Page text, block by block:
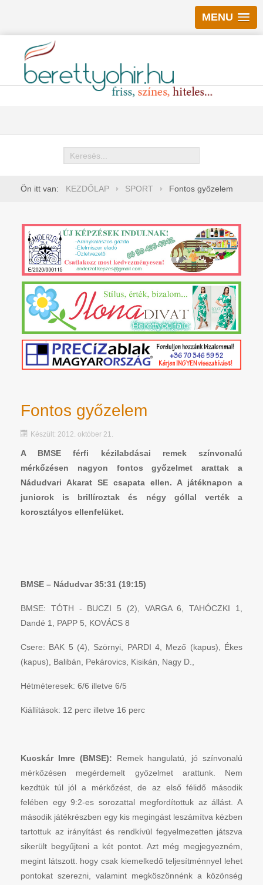
MENU
Keresés
Ön itt van: KEZDŐLAP SPORT Fontos győzelem
Fontos győzelem
Készült: 2012. október 21.
A BMSE férfi kézilabdásai remek színvonalú
mérkőzésen nagyon fontos győzelmet arattak a
Nádudvari Akarat SE csapata ellen. A játéknapon a
juniorok is brillíroztak és négy góllal verték a
korosztályos ellenfelüket.
BMSE – Nádudvar 35:31 (19:15)
BMSE: TÓTH - BUCZI 5 (2), VARGA 6, TAHÓCZKI 1,
Dandé 1, PAPP 5, KOVÁCS 8
Csere: BAK 5 (4), Szörnyi, PARDI 4, Mező (kapus), Ékes
(kapus), Balibán, Pekárovics, Kisikán, Nagy D.,
Hétméteresek: 6/6 illetve 6/5
Kiállítások: 12 perc illetve 16 perc
Kucskár Imre (BMSE): Remek hangulatú, jó színvonalú
mérkőzésen megérdemelt győzelmet arattunk. Nem
kezdtük túl jól a mérkőzést, de az első félidő második
felében egy 9:2-es sorozattal megfordítottuk az állást. A
második játékrészben egy kis megingást leszámítva kézben
tartottuk az irányítást és rendkívül fegyelmezetten játszva
sikerült begyűjteni a két pontot. Azt még megjegyezném,
megint látszott. hogy csak kiemelkedő teljesítménnyel lehet
pontokat szerezni, valamint megköszönnénk a közönség